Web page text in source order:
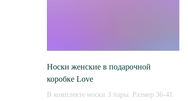
Носки женские в подарочной
коробке Love
В комплекте носки 3 пары. Размер 36-41.